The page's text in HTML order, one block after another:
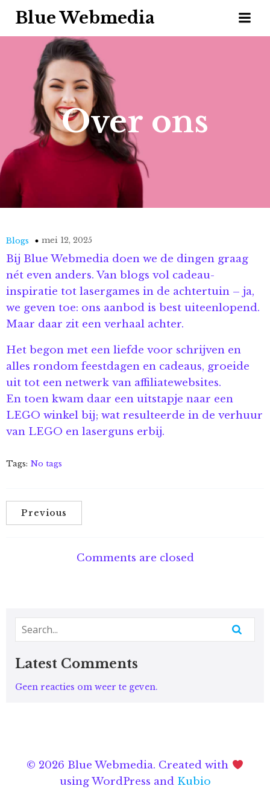
Blue Webmedia
Over ons
Blogs mei 12, 2025
Bij Blue Webmedia doen we de dingen graag
nét even anders. Van blogs vol cadeau-
inspiratie tot lasergames in de achtertuin – ja,
we geven toe: ons aanbod is best uiteenlopend.
Maar daar zit een verhaal achter.
Het begon met een liefde voor schrijven en
alles rondom feestdagen en cadeaus, groeide
uit tot een netwerk van affiliatewebsites.
En toen kwam daar een uitstapje naar een
LEGO winkel bij; wat resulteerde in de verhuur
van LEGO en laserguns erbij.
Tags: No tags
Previous
Comments are closed
Latest Comments
Geen reacties om weer te geven.
© 2026 Blue Webmedia. Created with
using WordPress and Kubio